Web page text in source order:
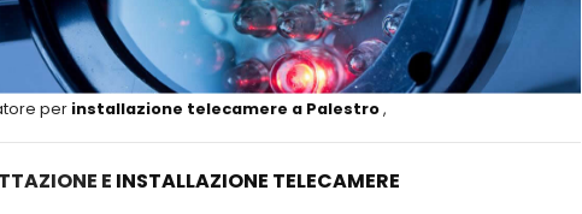
per installazione telecamere a Palestro,
E INSTALLAZIONE TELECAMERE